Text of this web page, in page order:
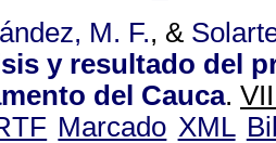
M. F., &
y resultado del
del Cauca.
Marcado XML